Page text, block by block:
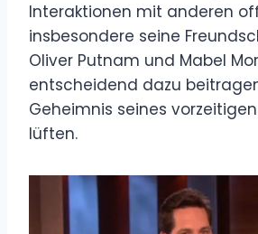
Interaktionen mit anderen
insbesondere seine
Oliver Putnam und Mabel
entscheidend dazu
Geheimnis seines
lüften.